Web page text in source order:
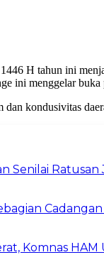
H tahun ini
ini menggelar
kondusivitas
Senilai
Komnas HAM